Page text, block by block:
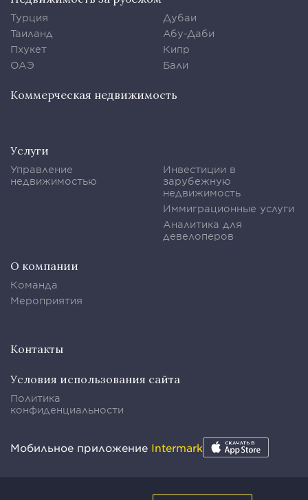
Турция
Таиланд
Пхукет
ОАЭ
Дубаи
Абу-Даби
Кипр
Бали
Коммерческая недвижимость
Услуги
Управление
недвижимостью
Инвестиции в
зарубежную
недвижимость
Иммиграционные услуги
Аналитика для
девелоперов
О компании
Команда
Мероприятия
Контакты
Условия использования сайта
Политика
конфиденциальности
Мобильное приложение Intermark